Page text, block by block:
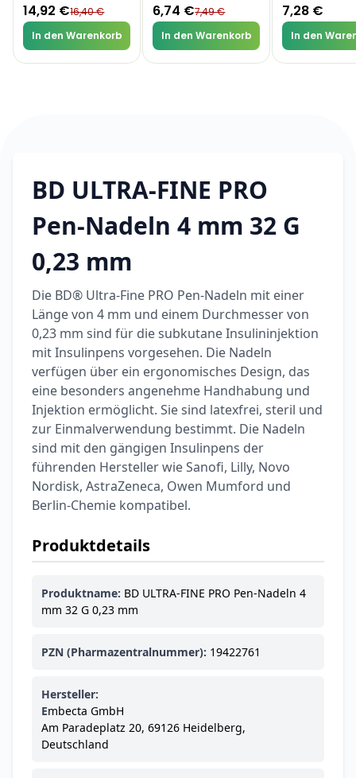
ARZNEIMITTEL & GESUNDHEIT
Durex Play Feel
Gleitgel
6,74 € 7,49 € -10%
Dexeryl
Pflegecreme für
die ganze Familie
5,91 € 6,35 € -7%
BEAUTY & PFLEGE
Linola Forte
Shampoo für
juckende, trockene
oder zu
Schuppenflechte
neigende Kopfhaut
12,28 € 16,37 € -25%
ARZNEIMITTEL & GESUNDHEIT
Vagisan Milchsäure
– Zäpfchen zur
pH-Wert-
Stabilisierung
12,89 € 17,47 € -26%
ARZNEIMITTEL & GESUNDHEIT
OHROPAX® Classic
Ohrstöpsel
3,79 € 3,95 € -4%
ARZNEIMITTEL & GESUNDHEIT
Softa Swabs
Alkoholtupfer,
ARZNEIMITTEL & GESUNDHEIT
Lefax® extra
7,69 € 8,09 € -5%
ARZNEIMITTEL & GESUNDHEIT
Hämorrhoidensalbe:
& Juckreiz
Nach Marke kaufen
14,92 €16,40 €
In den Warenkorb
6,74 €7,49 €
In den Warenkorb
7,28 €
In den
BD ULTRA-FINE PRO
Pen-Nadeln 4 mm 32 G
0,23 mm
Die BD® Ultra-Fine PRO Pen-Nadeln mit einer
Länge von 4 mm und einem Durchmesser von
0,23 mm sind für die subkutane Insulininjektion
mit Insulinpens vorgesehen. Die Nadeln
verfügen über ein ergonomisches Design, das
eine besonders angenehme Handhabung und
Injektion ermöglicht. Sie sind latexfrei, steril und
zur Einmalverwendung bestimmt. Die Nadeln
sind mit den gängigen Insulinpens der
führenden Hersteller wie Sanofi, Lilly, Novo
Nordisk, AstraZeneca, Owen Mumford und
Berlin-Chemie kompatibel.
Produktdetails
Produktname: BD ULTRA-FINE PRO Pen-Nadeln 4
mm 32 G 0,23 mm
PZN (Pharmazentralnummer): 19422761
Hersteller:
Embecta GmbH
Am Paradeplatz 20, 69126 Heidelberg,
Deutschland